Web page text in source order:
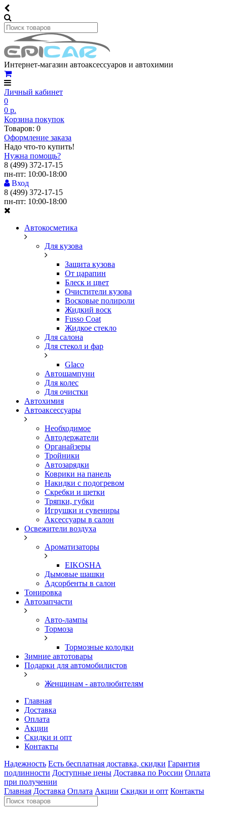
Интернет-магазин автоаксессуаров и автохимии
Личный кабинет
0
0 р.
Корзина покупок
Товаров: 0
Оформление заказа
Надо что-то купить!
Нужна помощь?
8 (499) 372-17-15
пн-пт: 10:00-18:00
Вход
8 (499) 372-17-15
пн-пт: 10:00-18:00
Автокосметика
Для кузова
Защита кузова
От царапин
Блеск и цвет
Очистители кузова
Восковые полироли
Жидкий воск
Fusso Coat
Жидкое стекло
Для салона
Для стекол и фар
Glaco
Автошампуни
Для колес
Для очистки
Автохимия
Автоаксессуары
Необходимое
Автодержатели
Органайзеры
Тройники
Автозарядки
Коврики на панель
Накидки с подогревом
Скребки и щетки
Тряпки, губки
Игрушки и сувениры
Аксессуары в салон
Освежители воздуха
Ароматизаторы
EIKOSHA
Дымовые шашки
Адсорбенты в салон
Тонировка
Автозапчасти
Авто-лампы
Тормоза
Тормозные колодки
Зимние автотовары
Подарки для автомобилистов
Женщинам - автолюбителям
Главная
Доставка
Оплата
Акции
Скидки и опт
Контакты
Надежность Есть бесплатная доставка, скидки Гарантия
подлинности Доступные цены Доставка по России Оплата
при получении
Главная Доставка Оплата Акции Скидки и опт Контакты